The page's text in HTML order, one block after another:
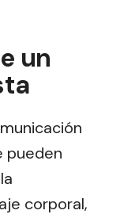
un
pueden
corporal,